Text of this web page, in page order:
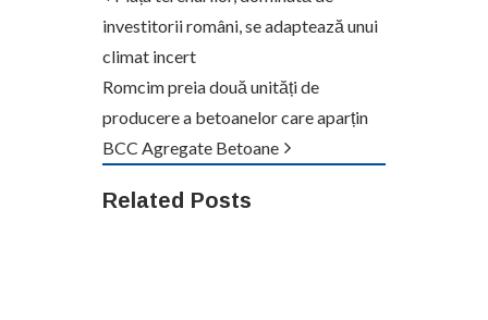
investitorii români, se adaptează unui
climat incert
Romcim preia două unități de
producere a betoanelor care aparțin
BCC Agregate Betoane
Related Posts